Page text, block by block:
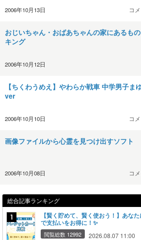
2006年10月13日 コ
おじいちゃん・おばあちゃんの家にあるも
キング
2006年10月12日
【ちくわうめえ】やわらか戦車 中学男子ま
ver
2006年10月10日 コ
画像ファイルから心霊を見つけ出すソフト
2006年10月08日 コ
総合記事ランキング
【賢く貯めて、賢く使おう！】あな
で支払いをお得に！✨
閲覧総数 12992 2026.08.07 11:00